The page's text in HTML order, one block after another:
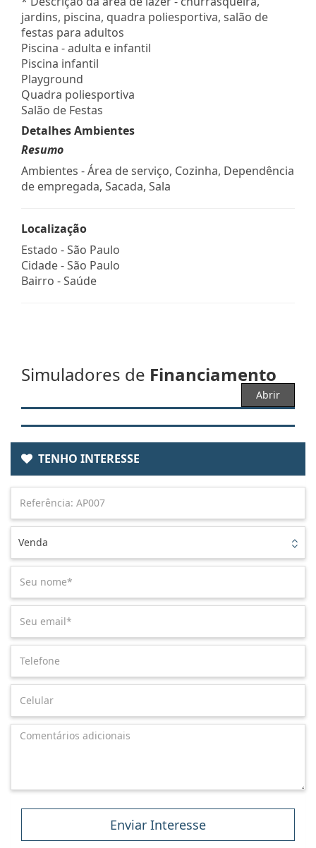
jardins, piscina, quadra poliesportiva, salão de
festas para adultos
Piscina - adulta e infantil
Piscina infantil
Playground
Quadra poliesportiva
Salão de Festas
Detalhes Ambientes
Resumo
Ambientes - Área de serviço, Cozinha, Dependência
de empregada, Sacada, Sala
Localização
Estado -São Paulo
Cidade -São Paulo
Bairro -Saúde
Simuladores de Financiamento
Abrir
TENHO INTERESSE
Venda
Enviar Interesse